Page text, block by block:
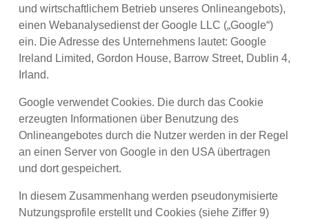
und wirtschaftlichem Betrieb unseres Onlineangebots),
einen Webanalysedienst der Google LLC („Google“)
ein. Die Adresse des Unternehmens lautet: Google
Ireland Limited, Gordon House, Barrow Street, Dublin 4,
Irland.
Google verwendet Cookies. Die durch das Cookie
erzeugten Informationen über Benutzung des
Onlineangebotes durch die Nutzer werden in der Regel
an einen Server von Google in den USA übertragen
und dort gespeichert.
In diesem Zusammenhang werden pseudonymisierte
Nutzungsprofile erstellt und Cookies (siehe Ziffer 9)